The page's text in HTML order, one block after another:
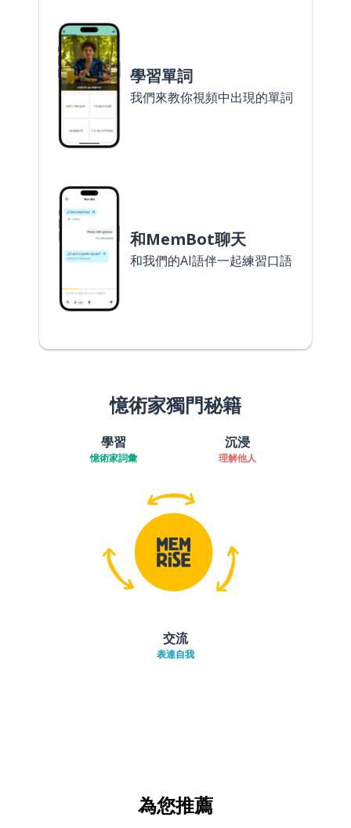
學習單詞
我們來教你視頻中出現的單詞
和MemBot聊天
和我們的AI語伴一起練習口語
憶術家獨門秘籍
學習
憶術家詞彙
沉浸
理解他人
交流
表達自我
為您推薦